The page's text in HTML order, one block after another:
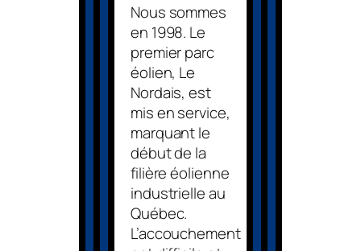
Nous sommes
en 1998. Le
premier parc
éolien, Le
Nordais, est
mis en service,
marquant le
début de la
filière éolienne
industrielle au
Québec.
L’accouchement